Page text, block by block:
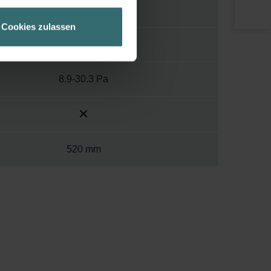
Informationen
über einen Link in der
Cookies zulassen
230 mm
7.2-27 kPa
8.9-30.3 Pa
520 mm